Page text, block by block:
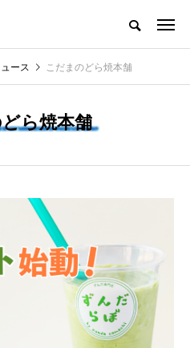
ディア
飲食マーケティング
ース こだまのどら焼本舗
ら焼本舗